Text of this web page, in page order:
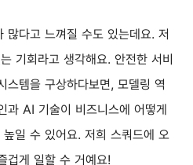
많다고 느껴질 수도 있는데요. 저
기회라고 생각해요. 안전한 서비
스템을 구상하다보면, 모델링 역
과 AI 기술이 비즈니스에 어떻게
일 수 있어요. 저희 스쿼드에 오
겁게 일할 수 거예요!